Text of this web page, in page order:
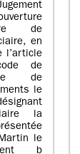
de
en
l’article
de
de
le
la
le
b